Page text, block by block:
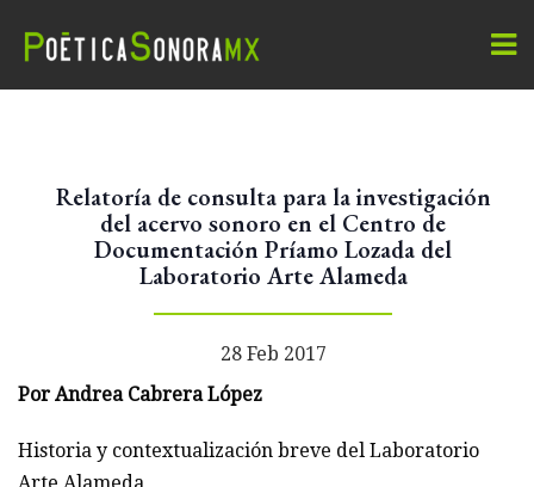
Relatoría de consulta para la investigación
del acervo sonoro en el Centro de
Documentación Príamo Lozada del
Laboratorio Arte Alameda
28 Feb 2017
Por Andrea Cabrera López
Historia y contextualización breve del Laboratorio